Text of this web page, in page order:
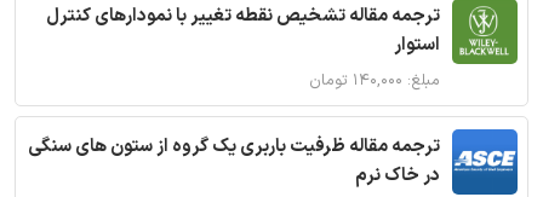
ترجمه مقاله تشخیص نقطه تغییر با نمودارهای کنترل
استوار
مبلغ: ۱۴۰,۰۰۰ تومان
ترجمه مقاله ظرفیت باربری یک گروه از ستون های سنگی
در خاک نرم